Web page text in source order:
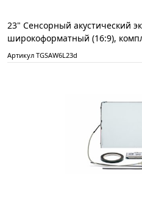
23" Сенсорный акустический
широкоформатный (16:9),
Артикул TGSAW6L23d